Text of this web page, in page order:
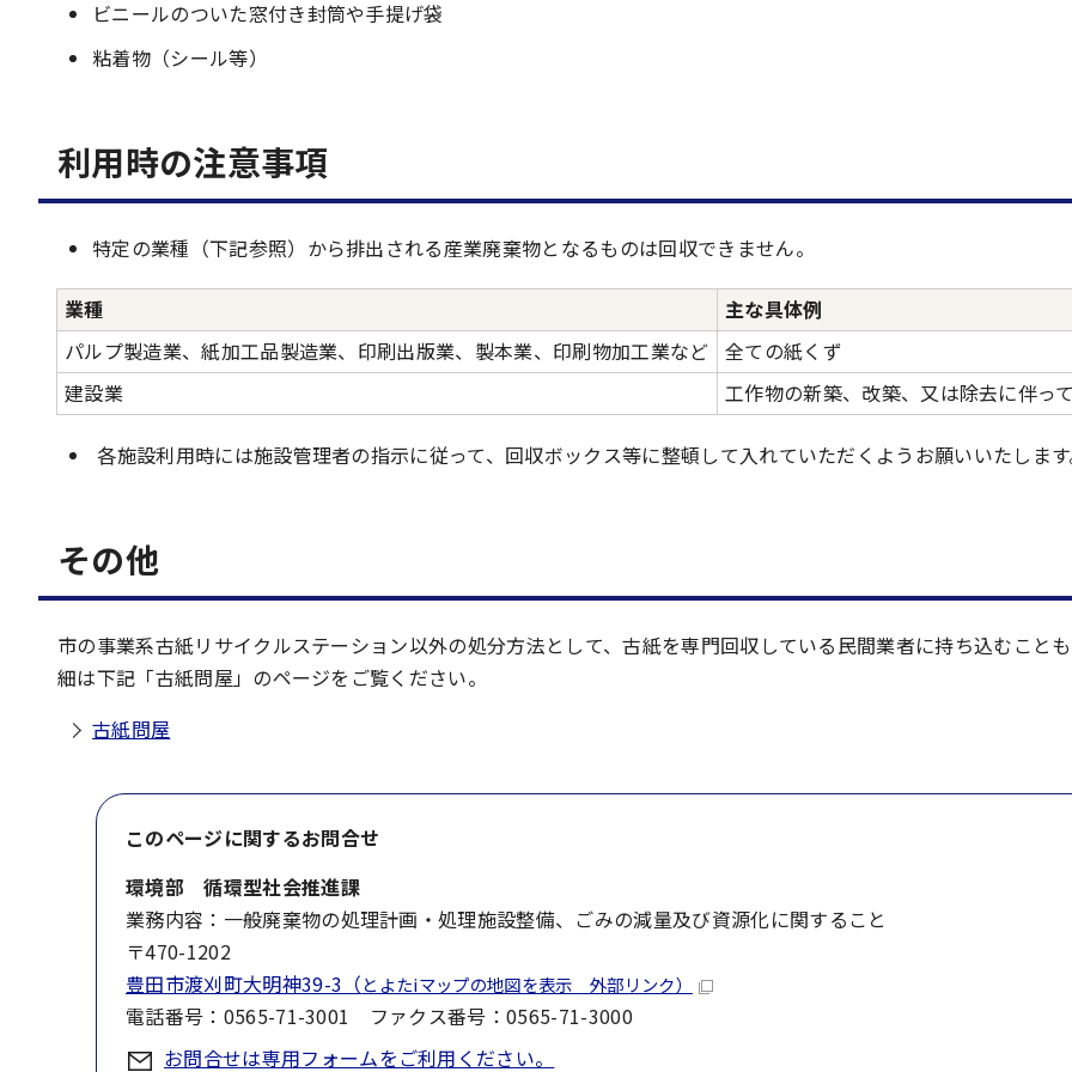
ビニールのついた窓付き封筒や手提げ袋
粘着物（シール等）
利用時の注意事項
特定の業種（下記参照）から排出される産業廃棄物となるものは回収できません。
業種
主な具体例
パルプ製造業、紙加工品製造業、印刷出版業、製本業、印刷物加工業など 全ての紙くず
建設業
工作物の新築、改築、又は除去に伴っ
各施設利用時には施設管理者の指示に従って、回収ボックス等に整頓して入れていただくようお願いいたします
その他
市の事業系古紙リサイクルステーション以外の処分方法として、古紙を専門回収している民間業者に持ち込むこと
細は下記「古紙問屋」のページをご覧ください。
古紙問屋
このページに関するお問合せ
環境部 循環型社会推進課
業務内容：一般廃棄物の処理計画・処理施設整備、ごみの減量及び資源化に関すること
〒470-1202
豊田市渡刈町大明神39-3（とよたiマップの地図を表示 外部リンク）
電話番号：0565-71-3001 ファクス番号：0565-71-3000
お問合せは専用フォームをご利用ください。